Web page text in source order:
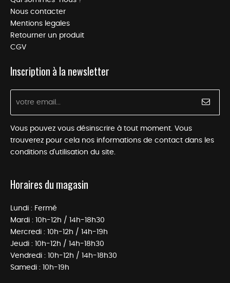
Nous contacter
Mentions legales
Retourner un produit
CGV
Inscription à la newsletter
Vous pouvez vous désinscrire à tout moment. Vous
trouverez pour cela nos informations de contact dans les
conditions d'utilisation du site.
Horaires du magasin
Lundi : Fermé
Mardi : 10h-12h / 14h-18h30
Mercredi : 10h-12h / 14h-19h
Jeudi : 10h-12h / 14h-18h30
Vendredi : 10h-12h / 14h-18h30
Samedi : 10h-19h